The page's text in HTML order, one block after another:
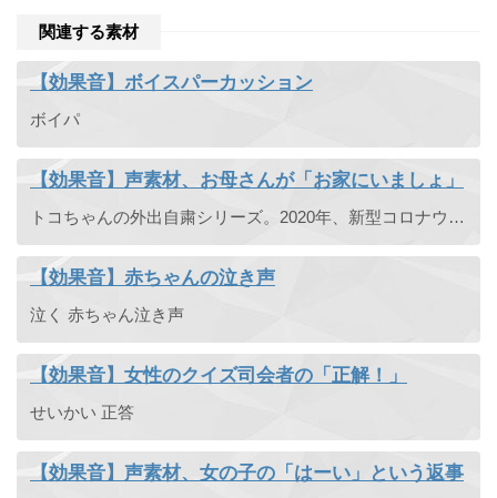
関連する素材
【効果音】ボイスパーカッション
ボイパ
【効果音】声素材、お母さんが「お家にいましょ」
トコちゃんの外出自粛シリーズ。2020年、新型コロナウイルスが広がる中、お外に行きたがる子どもにお母さんが外出自粛を促す「お家にいましょ」の声素材です。
【効果音】赤ちゃんの泣き声
泣く 赤ちゃん泣き声
【効果音】女性のクイズ司会者の「正解！」
せいかい 正答
【効果音】声素材、女の子の「はーい」という返事